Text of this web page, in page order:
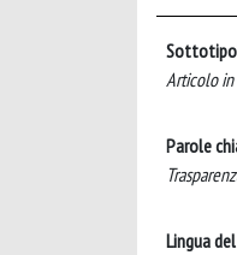
Articolo in
Parole
Lingua